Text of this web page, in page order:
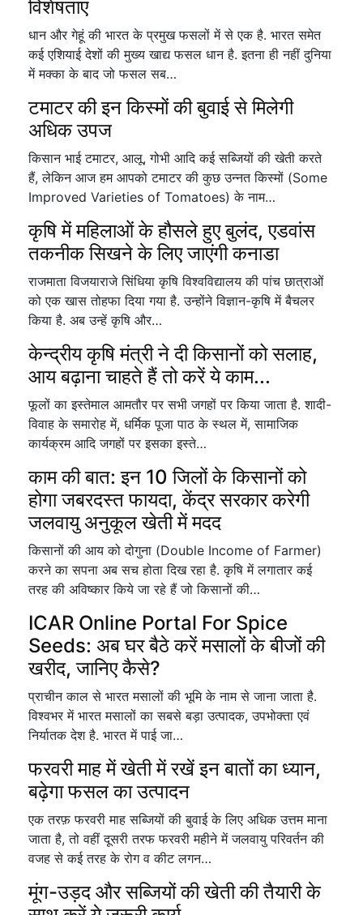
विशेषताएं
धान और गेहूं की भारत के प्रमुख फसलों में से एक है. भारत समेत
कई एशियाई देशों की मुख्य खाद्य फसल धान है. इतना ही नहीं दुनिया
में मक्का के बाद जो फसल सब…
टमाटर की इन किस्मों की बुवाई से मिलेगी
अधिक उपज
किसान भाई टमाटर, आलू, गोभी आदि कई सब्जियों की खेती करते
हैं, लेकिन आज हम आपको टमाटर की कुछ उन्नत किस्मों (Some
Improved Varieties of Tomatoes) के नाम…
कृषि में महिलाओं के हौसले हुए बुलंद, एडवांस
तकनीक सिखने के लिए जाएंगी कनाडा
राजमाता विजयाराजे सिंधिया कृषि विश्वविद्यालय की पांच छात्राओं
को एक खास तोहफा दिया गया है. उन्होंने विज्ञान-कृषि में बैचलर
किया है. अब उन्हें कृषि और…
केन्द्रीय कृषि मंत्री ने दी किसानों को सलाह,
आय बढ़ाना चाहते हैं तो करें ये काम...
फूलों का इस्तेमाल आमतौर पर सभी जगहों पर किया जाता है. शादी-
विवाह के समारोह में, धर्मिक पूजा पाठ के स्थल में, सामाजिक
कार्यक्रम आदि जगहों पर इसका इस्ते…
काम की बात: इन 10 जिलों के किसानों को
होगा जबरदस्त फायदा, केंद्र सरकार करेगी
जलवायु अनुकूल खेती में मदद
किसानों की आय को दोगुना (Double Income of Farmer)
करने का सपना अब सच होता दिख रहा है. कृषि में लगातार कई
तरह की अविष्कार किये जा रहे हैं जो किसानों की…
ICAR Online Portal For Spice
Seeds: अब घर बैठे करें मसालों के बीजों की
खरीद, जानिए कैसे?
प्राचीन काल से भारत मसालों की भूमि के नाम से जाना जाता है.
विश्वभर में भारत मसालों का सबसे बड़ा उत्पादक, उपभोक्ता एवं
निर्यातक देश है. भारत में पाई जा…
फरवरी माह में खेती में रखें इन बातों का ध्यान,
बढ़ेगा फसल का उत्पादन
एक तरफ़ फरवरी माह सब्जियों की बुवाई के लिए अधिक उत्तम माना
जाता है, तो वहीं दूसरी तरफ फरवरी महीने में जलवायु परिवर्तन की
वजह से कई तरह के रोग व कीट लगन…
मूंग-उड़द और सब्जियों की खेती की तैयारी के